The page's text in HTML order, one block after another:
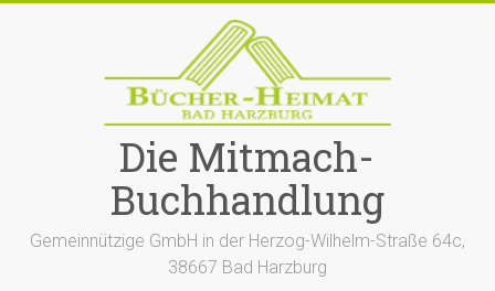
Die Mitmach-
Buchhandlung
Gemeinnützige GmbH in der Herzog-Wilhelm-Straße 64c,
38667 Bad Harzburg